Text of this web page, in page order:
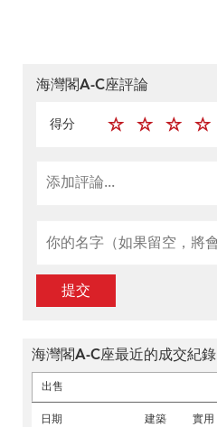
海灣閣A-C座評論
得分
提交
海灣閣A-C座最近的成交紀錄
出售
日期
建築
實用